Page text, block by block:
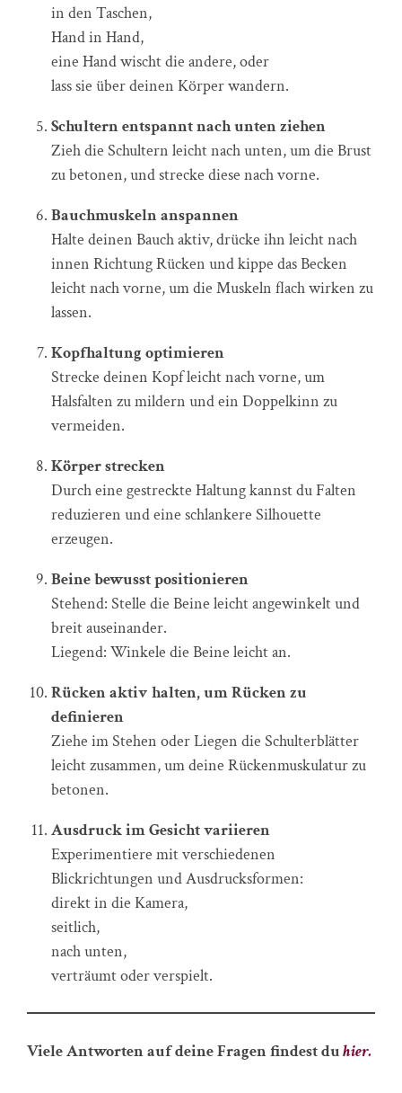
in den Taschen,
Hand in Hand,
eine Hand wischt die andere, oder
lass sie über deinen Körper wandern.
Schultern entspannt nach unten ziehen
Zieh die Schultern leicht nach unten, um die Brust
zu betonen, und strecke diese nach vorne.
Bauchmuskeln anspannen
Halte deinen Bauch aktiv, drücke ihn leicht nach
innen Richtung Rücken und kippe das Becken
leicht nach vorne, um die Muskeln flach wirken zu
lassen.
Kopfhaltung optimieren
Strecke deinen Kopf leicht nach vorne, um
Halsfalten zu mildern und ein Doppelkinn zu
vermeiden.
Körper strecken
Durch eine gestreckte Haltung kannst du Falten
reduzieren und eine schlankere Silhouette
erzeugen.
Beine bewusst positionieren
Stehend: Stelle die Beine leicht angewinkelt und
breit auseinander.
Liegend: Winkele die Beine leicht an.
Rücken aktiv halten, um Rücken zu
definieren
Ziehe im Stehen oder Liegen die Schulterblätter
leicht zusammen, um deine Rückenmuskulatur zu
betonen.
Ausdruck im Gesicht variieren
Experimentiere mit verschiedenen
Blickrichtungen und Ausdrucksformen:
direkt in die Kamera,
seitlich,
nach unten,
verträumt oder verspielt.
Viele Antworten auf deine Fragen findest duhier.